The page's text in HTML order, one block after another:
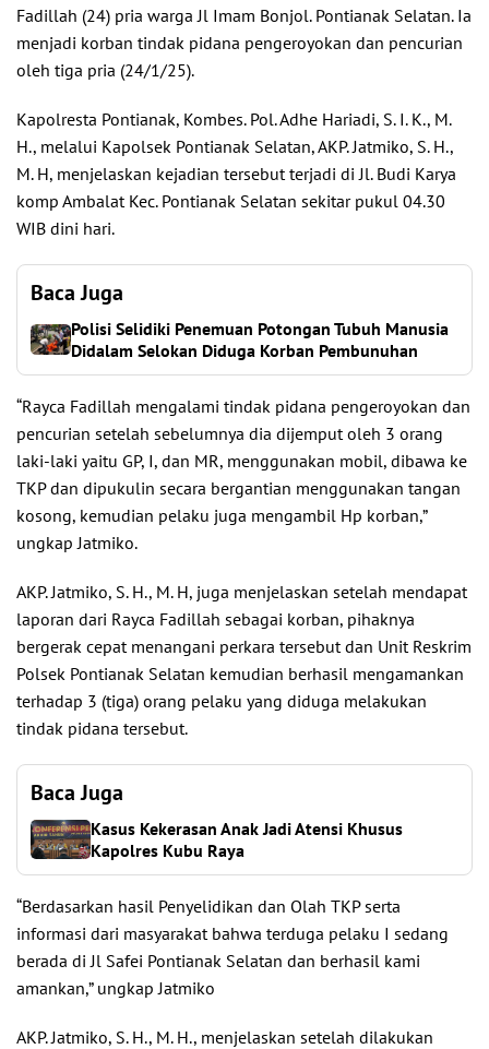
Fadillah (24) pria warga Jl Imam Bonjol. Pontianak Selatan. Ia
menjadi korban tindak pidana pengeroyokan dan pencurian
oleh tiga pria (24/1/25).
Kapolresta Pontianak, Kombes. Pol. Adhe Hariadi, S. I. K., M.
H., melalui Kapolsek Pontianak Selatan, AKP. Jatmiko, S. H.,
M. H, menjelaskan kejadian tersebut terjadi di Jl. Budi Karya
komp Ambalat Kec. Pontianak Selatan sekitar pukul 04.30
WIB dini hari.
Baca Juga
Polisi Selidiki Penemuan Potongan Tubuh Manusia
Didalam Selokan Diduga Korban Pembunuhan
“Rayca Fadillah mengalami tindak pidana pengeroyokan dan
pencurian setelah sebelumnya dia dijemput oleh 3 orang
laki-laki yaitu GP, I, dan MR, menggunakan mobil, dibawa ke
TKP dan dipukulin secara bergantian menggunakan tangan
kosong, kemudian pelaku juga mengambil Hp korban,”
ungkap Jatmiko.
AKP. Jatmiko, S. H., M. H, juga menjelaskan setelah mendapat
laporan dari Rayca Fadillah sebagai korban, pihaknya
bergerak cepat menangani perkara tersebut dan Unit Reskrim
Polsek Pontianak Selatan kemudian berhasil mengamankan
terhadap 3 (tiga) orang pelaku yang diduga melakukan
tindak pidana tersebut.
Baca Juga
Kasus Kekerasan Anak Jadi Atensi Khusus
Kapolres Kubu Raya
“Berdasarkan hasil Penyelidikan dan Olah TKP serta
informasi dari masyarakat bahwa terduga pelaku I sedang
berada di Jl Safei Pontianak Selatan dan berhasil kami
amankan,” ungkap Jatmiko
AKP. Jatmiko, S. H., M. H., menjelaskan setelah dilakukan